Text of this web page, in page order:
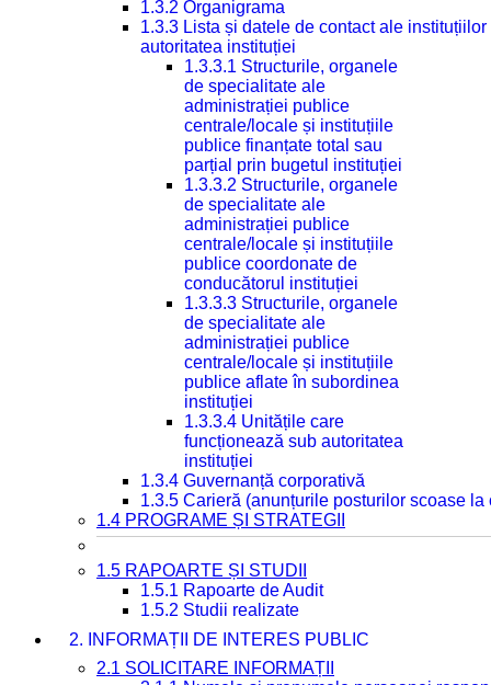
1.3.2 Organigrama
1.3.3 Lista și datele de contact ale
autoritatea instituției
1.3.3.1 Structurile, organele
de specialitate ale
administrației publice
centrale/locale și instituțiile
publice finanțate total sau
parțial prin bugetul instituției
1.3.3.2 Structurile, organele
de specialitate ale
administrației publice
centrale/locale și instituțiile
publice coordonate de
conducătorul instituției
1.3.3.3 Structurile, organele
de specialitate ale
administrației publice
centrale/locale și instituțiile
publice aflate în subordinea
instituției
1.3.3.4 Unitățile care
funcționează sub autoritatea
instituției
1.3.4 Guvernanță corporativă
1.3.5 Carieră (anunțurile posturilor scoase la
1.4 PROGRAME ȘI STRATEGII
1.5 RAPOARTE ȘI STUDII
1.5.1 Rapoarte de Audit
1.5.2 Studii realizate
2. INFORMAȚII DE INTERES PUBLIC
2.1 SOLICITARE INFORMAȚII